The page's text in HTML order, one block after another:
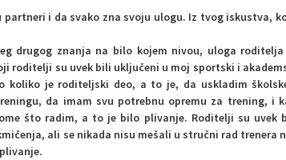
i da svako zna svoju ulogu. Iz tvog iskustva,
drugog znanja na bilo kojem nivou, uloga
roditelji su uvek bili uključeni u moj sportski i
koliko je roditeljski deo, a to je, da uskladim
da imam svu potrebnu opremu za trening, i
što radim, a to je bilo plivanje. Roditelji su uvek
ali se nikada nisu mešali u stručni rad trenera